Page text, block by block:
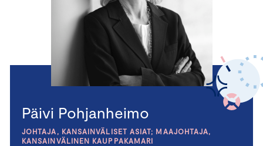
Päivi Pohjanheimo
JOHTAJA, KANSAINVÄLISET ASIAT; MAAJOHTAJA,
KANSAINVÄLINEN KAUPPAKAMARI